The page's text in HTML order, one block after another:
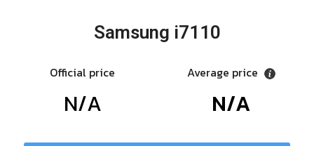
Samsung i7110
Official price
N/A
Average price
N/A